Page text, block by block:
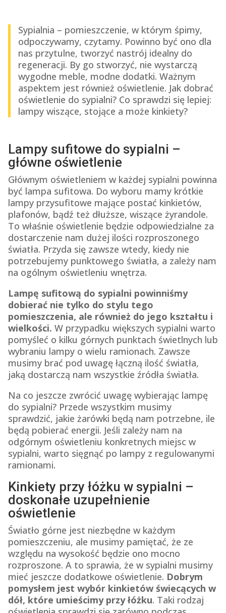
Sypialnia – pomieszczenie, w którym śpimy,
odpoczywamy, czytamy. Powinno być ono dla
nas przytulne, tworzyć nastrój idealny do
regeneracji. By go stworzyć, nie wystarczą
wygodne meble, modne dodatki. Ważnym
aspektem jest również oświetlenie. Jak dobrać
oświetlenie do sypialni? Co sprawdzi się lepiej:
lampy wiszące, stojące a może kinkiety?
Lampy sufitowe do sypialni –
główne oświetlenie
Głównym oświetleniem w każdej sypialni powinna
być lampa sufitowa. Do wyboru mamy krótkie
lampy przysufitowe mające postać kinkietów,
plafonów, bądź też dłuższe, wiszące żyrandole.
To właśnie oświetlenie będzie odpowiedzialne za
dostarczenie nam dużej ilości rozproszonego
światła. Przyda się zawsze wtedy, kiedy nie
potrzebujemy punktowego światła, a zależy nam
na ogólnym oświetleniu wnętrza.
Lampę sufitową do sypialni powinniśmy
dobierać nie tylko do stylu tego
pomieszczenia, ale również do jego kształtu i
wielkości. W przypadku większych sypialni warto
pomyśleć o kilku górnych punktach świetlnych lub
wybraniu lampy o wielu ramionach. Zawsze
musimy brać pod uwagę łączną ilość światła,
jaką dostarczą nam wszystkie źródła światła.
Na co jeszcze zwrócić uwagę wybierając lampę
do sypialni? Przede wszystkim musimy
sprawdzić, jakie żarówki będą nam potrzebne, ile
będą pobierać energii. Jeśli zależy nam na
odgórnym oświetleniu konkretnych miejsc w
sypialni, warto sięgnąć po lampy z regulowanymi
ramionami.
Kinkiety przy łóżku w sypialni –
doskonałe uzupełnienie
oświetlenie
Światło górne jest niezbędne w każdym
pomieszczeniu, ale musimy pamiętać, że ze
względu na wysokość będzie ono mocno
rozproszone. A to sprawia, że w sypialni musimy
mieć jeszcze dodatkowe oświetlenie. Dobrym
pomysłem jest wybór kinkietów świecących w
dół, które umieścimy przy łóżku. Taki rodzaj